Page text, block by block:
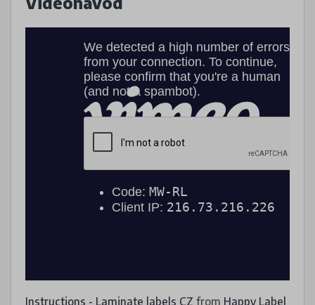
Instructions - Laminate labels CZ from Happy Label